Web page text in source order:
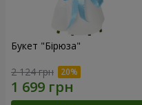
Букет "Бірюза"
2 124 грн